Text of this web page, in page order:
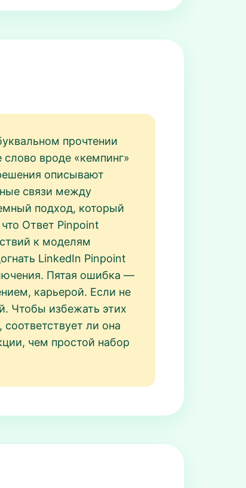
прочтении
вроде «кемпинг»
описывают
связи между
подход, который
Ответ Pinpoint
к моделям
LinkedIn Pinpoint
Пятая ошибка —
карьерой. Если не
Чтобы избежать этих
ли она
чем простой набор